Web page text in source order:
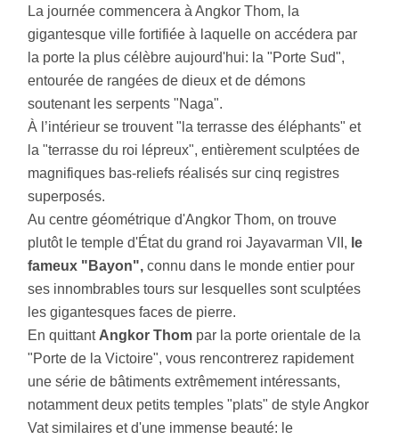
La journée commencera à Angkor Thom, la
gigantesque ville fortifiée à laquelle on accédera par
la porte la plus célèbre aujourd'hui: la "Porte Sud",
entourée de rangées de dieux et de démons
soutenant les serpents "Naga".
À l’intérieur se trouvent "la terrasse des éléphants" et
la "terrasse du roi lépreux", entièrement sculptées de
magnifiques bas-reliefs réalisés sur cinq registres
superposés.
Au centre géométrique d'Angkor Thom, on trouve
plutôt le temple d'État du grand roi Jayavarman VII, le
fameux "Bayon", connu dans le monde entier pour
ses innombrables tours sur lesquelles sont sculptées
les gigantesques faces de pierre.
En quittant Angkor Thom par la porte orientale de la
"Porte de la Victoire", vous rencontrerez rapidement
une série de bâtiments extrêmement intéressants,
notamment deux petits temples "plats" de style Angkor
Vat similaires et d'une immense beauté: le